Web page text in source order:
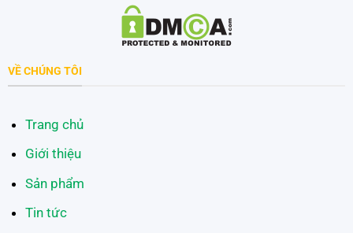
VỀ CHÚNG TÔI
Trang chủ
Giới thiệu
Sản phẩm
Tin tức